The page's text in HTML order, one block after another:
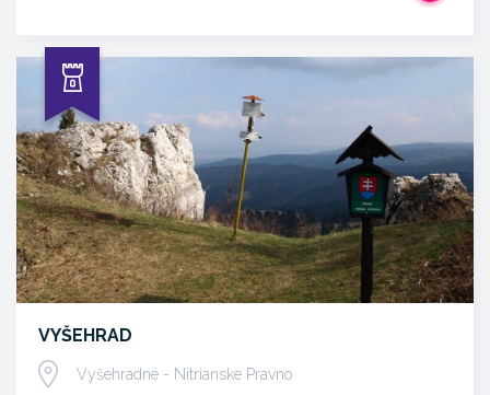
VYŠEHRAD
Vyšehradné - Nitrianske Pravno